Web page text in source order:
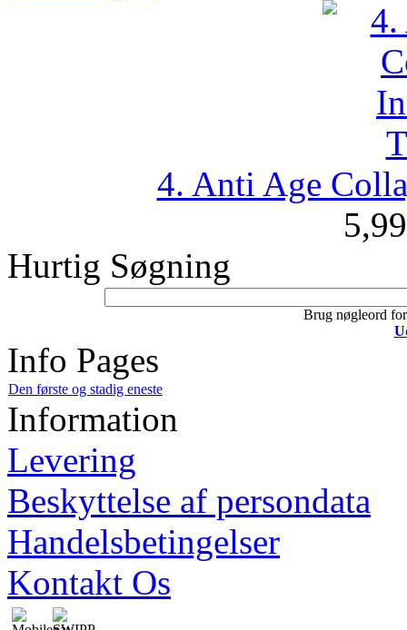
4. Anti Age
Hurtig Søgning
Brug nøgleord
Info Pages
Den første og stadig eneste
Information
Levering
Beskyttelse af persondata
Handelsbetingelser
Kontakt Os